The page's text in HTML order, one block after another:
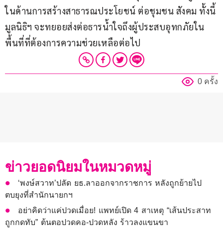
ในด้านการสร้างสาธารณประโยชน์ ต่อชุมชน สังคม ทั้งนี้
มูลนิธิฯ จะทยอยส่งต่อธารน้ำใจถึงผู้ประสบอุทกภัยใน
พื้นที่ที่ต้องการความช่วยเหลือต่อไป
0 ครั้ง
ข่าวยอดนิยมในหมวดหมู่
‘พงษ์สวาท’ปลัด ยธ.ลาออกจากราชการ หลังถูกย้ายไป
ตบยุงที่สำนักนายกฯ
อย่าคิดว่าแค่ปวดเมื่อย! แพทย์เปิด 4 สาเหตุ “เส้นประสาท
ถูกกดทับ” ต้นตอปวดคอ-ปวดหลัง ร้าวลงแขนขา